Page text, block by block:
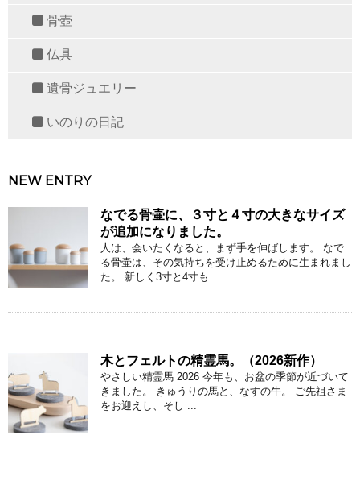
骨壺
仏具
遺骨ジュエリー
いのりの日記
NEW ENTRY
なでる骨壷に、３寸と４寸の大きなサイズ
が追加になりました。
人は、会いたくなると、まず手を伸ばします。 なで
る骨壷は、その気持ちを受け止めるために生まれまし
た。 新しく3寸と4寸も ...
木とフェルトの精霊馬。（2026新作）
やさしい精霊馬 2026 今年も、お盆の季節が近づいて
きました。 きゅうりの馬と、なすの牛。 ご先祖さま
をお迎えし、そし ...